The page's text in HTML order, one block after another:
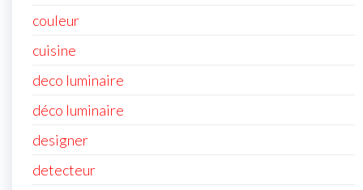
couleur
cuisine
deco luminaire
déco luminaire
designer
detecteur